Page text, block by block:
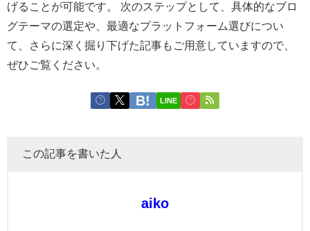
げることが可能です。 次のステップとして、具体的なブロ
グテーマの選定や、最適なプラットフォーム選びについ
て、さらに深く掘り下げた記事もご用意していますので、
ぜひご覧ください。
LINE
この記事を書いた人
aiko